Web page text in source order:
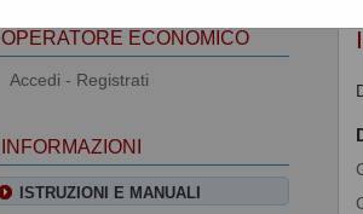
OPERATORE ECONOMICO
Accedi - Registrati
INFORMAZIONI
ISTRUZIONI E MANUALI